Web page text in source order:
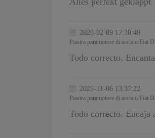
2026-02-09 17:30:49
Piastra paramotore di acciaio Fiat
Todo correcto.
2025-11-06 13:37:22
Piastra paramotore di acciaio Fiat
Todo correcto. Encaja